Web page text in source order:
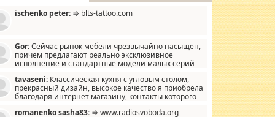
ischenko peter: ⇒ blts-tattoo.com
Gor:Сейчас рынок мебели чрезвычайно насыщен,
причем предлагают реально эксклюзивное
исполнение и стандартные модели малых серий
мало походит на стандартные формы, в MebelOk,
и что главное - со вкусом все в порядке,
ненужных наворотов удорожающих мебель, а это не
tavaseni: Классическая кухня с угловым столом,
прекрасный дизайн, высокое качество я приобрела
благодаря интернет магазину, контакты которого
romanenko sasha83: ⇒ www.radiosvoboda.org